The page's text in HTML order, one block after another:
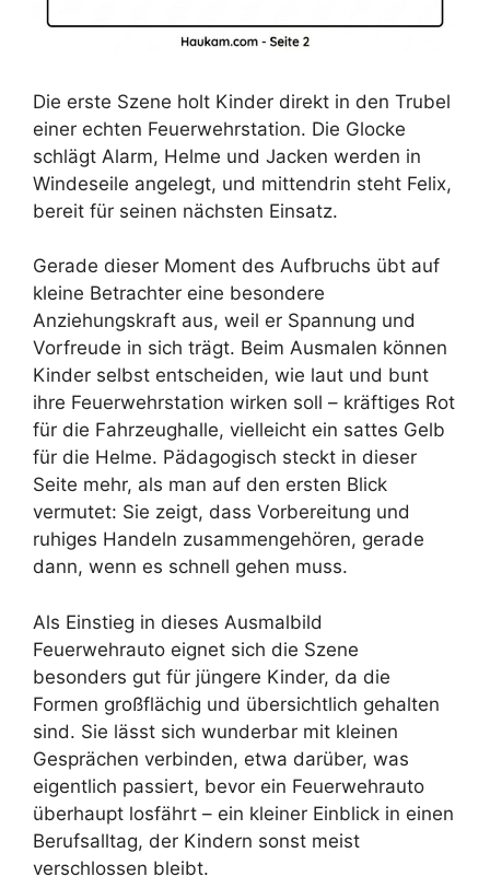
Die erste Szene holt Kinder direkt in den Trubel
einer echten Feuerwehrstation. Die Glocke
schlägt Alarm, Helme und Jacken werden in
Windeseile angelegt, und mittendrin steht Felix,
bereit für seinen nächsten Einsatz.
Gerade dieser Moment des Aufbruchs übt auf
kleine Betrachter eine besondere
Anziehungskraft aus, weil er Spannung und
Vorfreude in sich trägt. Beim Ausmalen können
Kinder selbst entscheiden, wie laut und bunt
ihre Feuerwehrstation wirken soll – kräftiges Rot
für die Fahrzeughalle, vielleicht ein sattes Gelb
für die Helme. Pädagogisch steckt in dieser
Seite mehr, als man auf den ersten Blick
vermutet: Sie zeigt, dass Vorbereitung und
ruhiges Handeln zusammengehören, gerade
dann, wenn es schnell gehen muss.
Als Einstieg in dieses Ausmalbild
Feuerwehrauto eignet sich die Szene
besonders gut für jüngere Kinder, da die
Formen großflächig und übersichtlich gehalten
sind. Sie lässt sich wunderbar mit kleinen
Gesprächen verbinden, etwa darüber, was
eigentlich passiert, bevor ein Feuerwehrauto
überhaupt losfährt – ein kleiner Einblick in einen
Berufsalltag, der Kindern sonst meist
verschlossen bleibt.